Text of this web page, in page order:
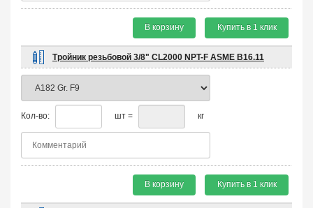
В корзину Купить в 1 клик
Тройник резьбовой 3/8" CL2000 NPT-F ASME B16.11
Кол-во: шт = кг
В корзину Купить в 1 клик